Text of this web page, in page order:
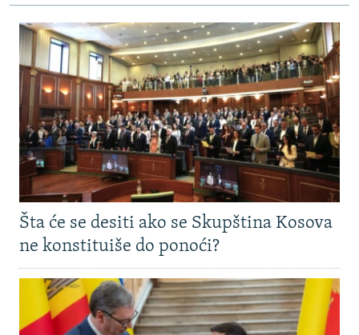
Šta će se desiti ako se Skupština Kosova
ne konstituiše do ponoći?